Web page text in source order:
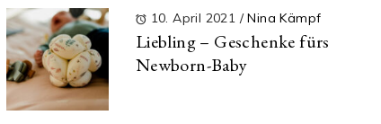
10. April 2021 / Nina Kämpf
Liebling – Geschenke fürs
Newborn-Baby